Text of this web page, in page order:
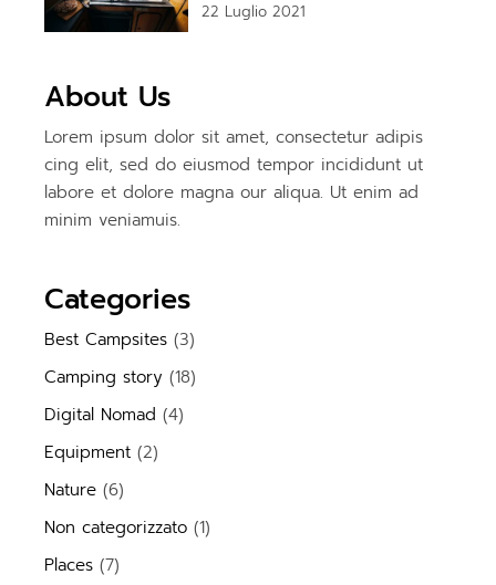
22 Luglio 2021
About Us
Lorem ipsum dolor sit amet, consectetur adipis
cing elit, sed do eiusmod tempor incididunt ut
labore et dolore magna our aliqua. Ut enim ad
minim veniamuis.
Categories
Best Campsites (3)
Camping story (18)
Digital Nomad (4)
Equipment (2)
Nature (6)
Non categorizzato (1)
Places (7)